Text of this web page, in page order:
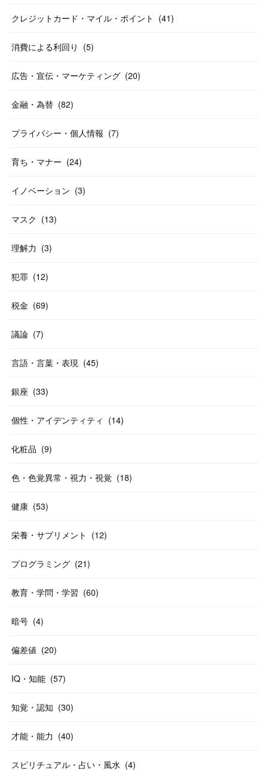
クレジットカード・マイル・ポイント (41)
消費による利回り (5)
広告・宣伝・マーケティング (20)
金融・為替 (82)
プライバシー・個人情報 (7)
育ち・マナー (24)
イノベーション (3)
マスク (13)
理解力 (3)
犯罪 (12)
税金 (69)
議論 (7)
言語・言葉・表現 (45)
銀座 (33)
個性・アイデンティティ (14)
化粧品 (9)
色・色覚異常・視力・視覚 (18)
健康 (53)
栄養・サプリメント (12)
プログラミング (21)
教育・学問・学習 (60)
暗号 (4)
偏差値 (20)
IQ・知能 (57)
知覚・認知 (30)
才能・能力 (40)
スピリチュアル・占い・風水 (4)